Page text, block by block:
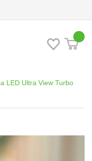
LED Ultra View Turbo